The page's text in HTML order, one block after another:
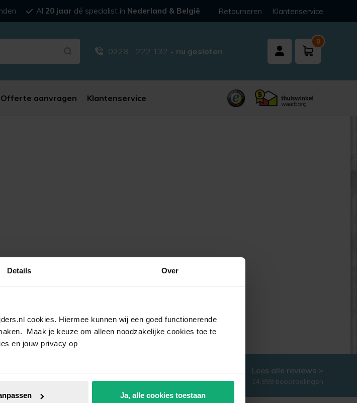
Details Over
cookies. Hiermee kunnen wij een goed functionerende
Maak je keuze om alleen noodzakelijke cookies toe te
en jouw privacy op
Ja, alle cookies toestaan
Al 20 jaar dé specialist in Nederland & België Retourneren Klantenservice
0228 - 222 132 - nu gesloten
0
Offerte aanvragen Klantenservice
Lees alle reviews >
14.999 beoordelingen